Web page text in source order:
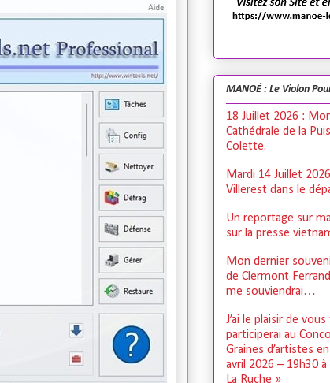
MANOÉ : Le Violon
18 Juillet 2026 :
Cathédrale de la
Colette.
Mardi 14 Juillet
Villerest dans le
Un reportage sur
sur la presse
Mon dernier
de Clermont
me souviendrai…
J’ai le plaisir de
participerai au
Graines d’artistes
avril 2026 – 19h30
La Ruche »